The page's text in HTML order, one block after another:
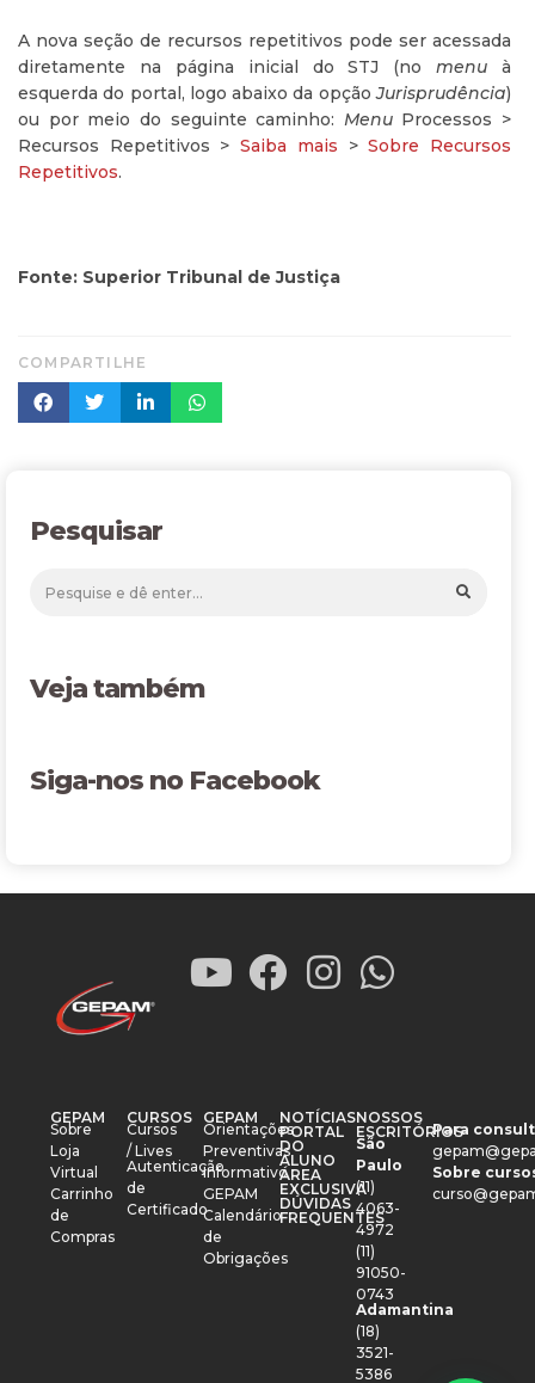
A nova seção de recursos repetitivos pode ser acessada
diretamente na página inicial do STJ (nomenu à
esquerda do portal, logo abaixo da opçãoJurisprudência)
ou por meio do seguinte caminho: Menu Processos >
Recursos Repetitivos >Saiba mais >Sobre Recursos
Repetitivos.
Fonte: Superior Tribunal de Justiça
COMPARTILHE
Pesquisar
Veja também
Siga-nos no Facebook
GEPAM
Sobre
Loja
Virtual
Carrinho
de
Compras
CURSOS
Cursos
/ Lives
Autenticação
de
Certificado
GEPAM
Orientações
Preventivas
Informativo
GEPAM
Calendário
de
Obrigações
NOTÍCIAS
PORTAL
DO
ALUNO
ÁREA
EXCLUSIVA
DÚVIDAS
FREQUENTES
NOSSOS
ESCRITÓRIOS
São
Paulo
(11)
4063-
4972
(11)
91050-
0743
Adamantina
(18)
3521-
5386
Para
Sobre